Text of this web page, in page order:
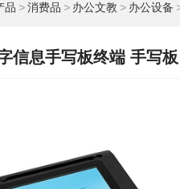
品 >消费品 > 办公文教 > 办公设备
信息手写板终端 手写板